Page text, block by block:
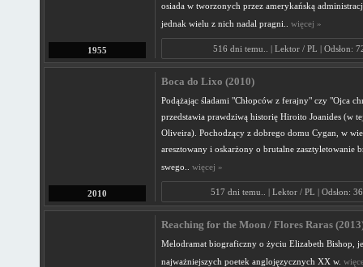
1955
osiada w tworzonych przez amerykańską
jednak wielu z nich nadal pragni.. więcej »
516 dni temu.. | Lektor / PL | Odsłon:
2010
Boca do Lixo (2010)
Podążając śladami "Chłopców z ferajny" czy "Ojca
przedstawia prawdziwą historię Hiroito Joanides (w
Oliveira). Pochodzący z dobrego domu Cygan, w
aresztowany i oskarżony o brutalne zasztyletowanie
swego.. więcej »
517 dni temu.. | Lektor / PL | Odsłon:
Reaching for the Moon / Flores Raras
Melodramat biograficzny o życiu Elizabeth Bishop,
najważniejszych poetek anglojęzycznych XX w.